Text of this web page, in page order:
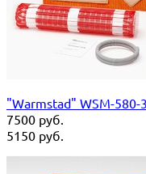
"Warmstad" WSM-
7500 руб.
5150 руб.